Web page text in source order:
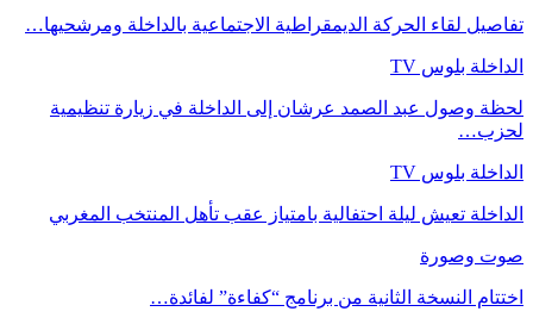
تفاصيل لقاء الحركة الديمقراطية الاجتماعية بالداخلة ومرشحيها…
الداخلة بلوس TV
لحظة وصول عبد الصمد عرشان إلى الداخلة في زيارة تنظيمية
لحزب…
الداخلة بلوس TV
الداخلة تعيش ليلة احتفالية بامتياز عقب تأهل المنتخب المغربي
صوت وصورة
اختتام النسخة الثانية من برنامج “كفاءة” لفائدة…